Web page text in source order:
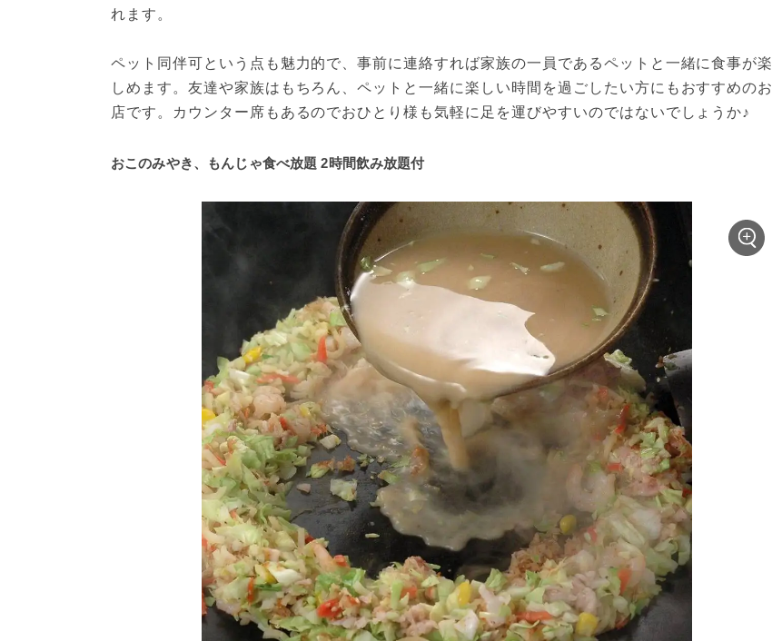
れます。
ペット同伴可という点も魅力的で、事前に連絡すれば家族の一員であるペットと一緒に食事が楽
しめます。友達や家族はもちろん、ペットと一緒に楽しい時間を過ごしたい方にもおすすめのお
店です。カウンター席もあるのでおひとり様も気軽に足を運びやすいのではないでしょうか♪
おこのみやき、もんじゃ食べ放題 2時間飲み放題付